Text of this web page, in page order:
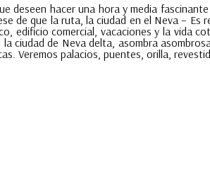
deseen hacer una hora y media
de que la ruta, la ciudad en el Neva – Es
edificio comercial, vacaciones y la vida
ciudad de Neva delta, asombra
Veremos palacios, puentes, orilla,